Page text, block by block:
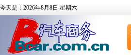
今天是：2026年8月8日 星期六